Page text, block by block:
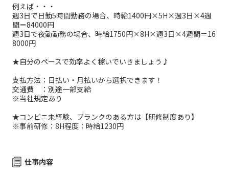
例えば・・・
週3日で日勤5時間勤務の場合、時給1400円×5H×週3日×4週
間＝84000円
週3日で夜勤勤務の場合、時給1750円×8H×週3日×4週間＝16
8000円
★自分のペースで効率よく稼いでいきましょう♪
支払方法：日払い・月払いから選択できます！
交通費 ：別途一部支給
※当社規定あり
★コンビニ未経験、ブランクのある方は【研修制度あり】
※事前研修：8H程度：時給1230円
仕事内容